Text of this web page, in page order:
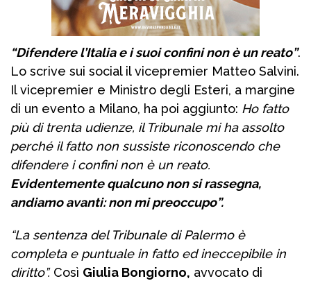
“Difendere l’Italia e i suoi confini non è un reato”.
Lo scrive sui social il vicepremier Matteo Salvini.
Il vicepremier e Ministro degli Esteri, a margine
di un evento a Milano, ha poi aggiunto: Ho fatto
più di trenta udienze, il Tribunale mi ha assolto
perché il fatto non sussiste riconoscendo che
difendere i confini non è un reato.
Evidentemente qualcuno non si rassegna,
andiamo avanti: non mi preoccupo”.
“La sentenza del Tribunale di Palermo è
completa e puntuale in fatto ed ineccepibile in
diritto”.Così Giulia Bongiorno, avvocato di